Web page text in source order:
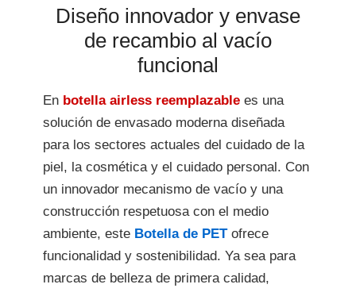
Diseño innovador y envase
de recambio al vacío
funcional
En botella airless reemplazable es una
solución de envasado moderna diseñada
para los sectores actuales del cuidado de la
piel, la cosmética y el cuidado personal. Con
un innovador mecanismo de vacío y una
construcción respetuosa con el medio
ambiente, este Botella de PET ofrece
funcionalidad y sostenibilidad. Ya sea para
marcas de belleza de primera calidad,